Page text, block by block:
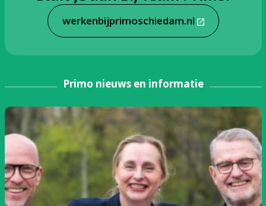
werkenbijprimoschiedam.nl
Primo nieuws en informatie